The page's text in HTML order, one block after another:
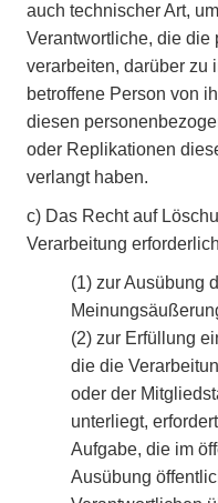
auch technischer Art,
Verantwortliche, die die
verarbeiten, darüber zu
betroffene Person von
diesen
oder Replikationen
verlangt haben.
c) Das Recht auf
Verarbeitung
(1) zur Ausübung
(2) zur Erfüllung
die die
oder der
unterliegt,
Aufgabe, die im
Ausübung